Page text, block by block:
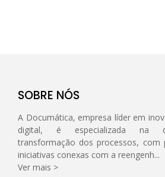
SOBRE NÓS
A Documática, empresa líder em
digital, é especializada na
transformação dos processos, com
iniciativas conexas com a reengenh...
Ver mais >